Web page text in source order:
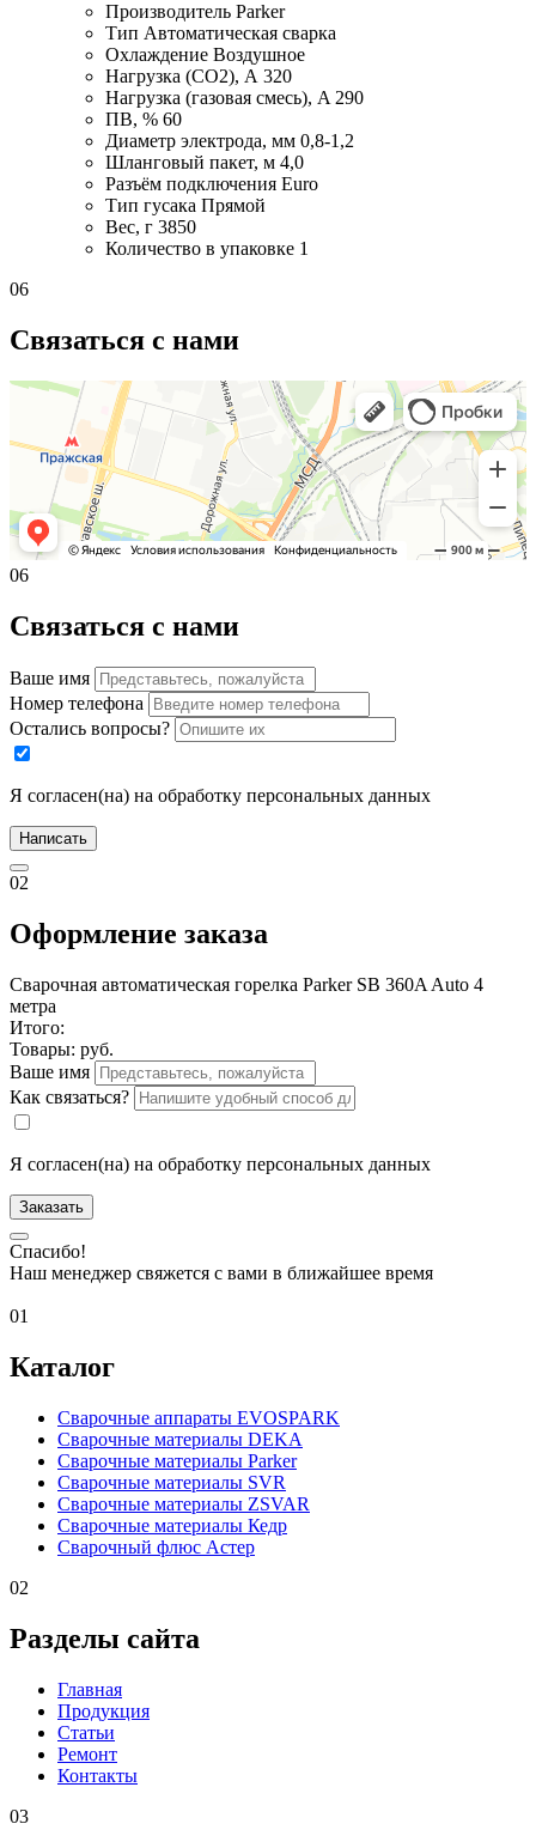
Производитель Parker
Тип Автоматическая сварка
Охлаждение Воздушное
Нагрузка (СО2), А 320
Нагрузка (газовая смесь), A 290
ПВ, % 60
Диаметр электрода, мм 0,8-1,2
Шланговый пакет, м 4,0
Разъём подключения Euro
Тип гусака Прямой
Вес, г 3850
Количество в упаковке 1
06
Связаться с нами
06
Связаться с нами
Ваше имя
Номер телефона
Остались вопросы?
Я согласен(на) на обработку персональных данных
Написать
02
Оформление заказа
Сварочная автоматическая горелка Parker SB 360A Auto 4
метра
Итого:
Товары: руб.
Ваше имя
Как связаться?
Я согласен(на) на обработку персональных данных
Заказать
Спасибо!
Наш менеджер свяжется с вами в ближайшее время
01
Каталог
Сварочные аппараты EVOSPARK
Сварочные материалы DEKA
Сварочные материалы Parker
Сварочные материалы SVR
Сварочные материалы ZSVAR
Сварочные материалы Кедр
Сварочный флюс Астер
02
Разделы сайта
Главная
Продукция
Статьи
Ремонт
Контакты
03